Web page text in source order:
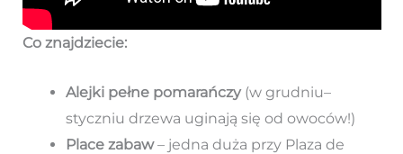
Co znajdziecie:
Alejki pełne pomarańczy(w grudniu–
styczniu drzewa uginają się od owoców!)
Place zabaw– jedna duża przy Plaza de